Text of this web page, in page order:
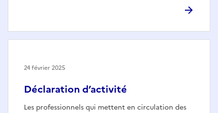
Déclaration d’activité
Les professionnels qui mettent en circulation des
24 février 2025